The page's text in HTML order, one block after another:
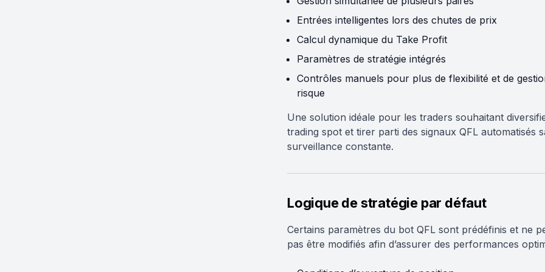
Entrées intelligentes lors des chutes de prix
Calcul dynamique du Take Profit
Paramètres de stratégie intégrés
Contrôles manuels pour plus de flexibilité et de
risque
Une solution idéale pour les traders souhaitant
trading spot et tirer parti des signaux QFL automatisés
surveillance constante.
Logique de stratégie par défaut
Certains paramètres du bot QFL sont prédéfinis et ne
pas être modifiés afin d’assurer des performances